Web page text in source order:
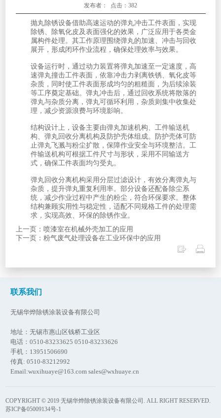
发布者： 点击：382
抛丸除锈设备借助高速运动的弹丸冲击工件表面，实现
除锈、除氧化皮及表面强化的效果，广泛应用于各类金
属构件处理。其工作原理围绕弹丸的加速、冲击与回收
展开，形成闭环作业流程，确保处理效率与效果。
设备运行时，通过动力装置将弹丸加速至一定速度，高
速弹丸撞击工件表面，依靠冲击力剥离铁锈、氧化皮等
杂质，同时使工件表面形成均匀的粗糙面，为后续涂装
等工序奠定基础。弹丸冲击后，通过回收系统将散落的
弹丸与杂质分离，弹丸可循环利用，杂质则集中收集处
理，减少资源浪费与环境影响。
结构设计上，设备主要由弹丸加速机构、工件输送机
构、弹丸回收分离机构及防护壳体组成。防护壳体可防
止弹丸飞溅与粉尘扩散，保障作业安全与环境整洁。工
件输送机构可根据工件尺寸与形状，采用不同输送方
式，确保工件表面均匀受丸。
弹丸回收分离机构采用分层过滤设计，有效分离弹丸与
杂质，提升弹丸重复利用率。部分设备还配备除尘系
统，减少作业过程中产生的粉尘，符合环保要求。整体
结构兼顾实用性与稳定性，适配不同规格工件的处理需
求，实现高效、环保的除锈作业。
上一页：喷漆室在机械外壳加工的应用
下一页：粉气废气处理设备在工业环保中的应用
联系我们
无锡华烨除锈涂装设备有限公司
地址：无锡市惠山区钱桥工业区
电话：0510-83233625 0510-83233626
手机：13951506690
传真: 0510-83212992
Email:wuxihuaye@163.com sales@wxhuaye.cn
COPYRIGHT © 2019 无锡华烨除锈涂装设备有限公司. ALL RIGHT RESERVED.
苏ICP备05009134号-1